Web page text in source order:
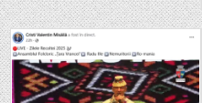
avea
Posted
in